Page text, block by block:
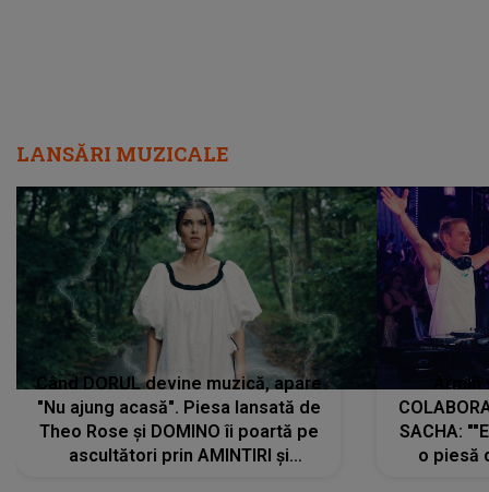
LANSĂRI MUZICALE
Când DORUL devine muzică, apare
"Nu ajung acasă". Piesa lansată de
Theo Rose și DOMINO îi poartă pe
ascultători prin AMINTIRI și
SACHA:
o piesă